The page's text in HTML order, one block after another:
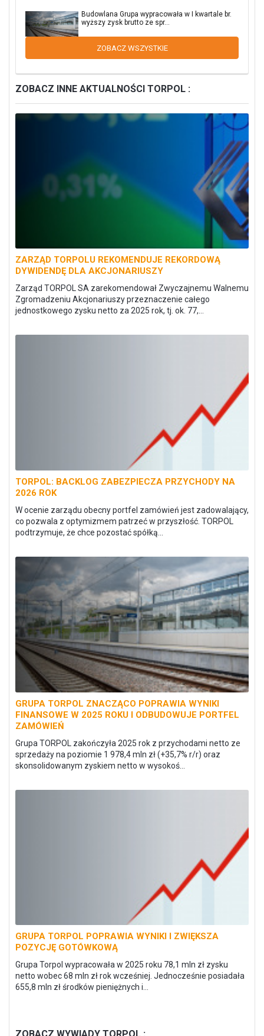
Budowlana Grupa wypracowała w I kwartale br.
wyższy zysk brutto ze spr...
ZOBACZ WSZYSTKIE
ZOBACZ INNE AKTUALNOŚCI TORPOL :
ZARZĄD TORPOLU REKOMENDUJE REKORDOWĄ
DYWIDENDĘ DLA AKCJONARIUSZY
Zarząd TORPOL SA zarekomendował Zwyczajnemu Walnemu
Zgromadzeniu Akcjonariuszy przeznaczenie całego
jednostkowego zysku netto za 2025 rok, tj. ok. 77,...
TORPOL: BACKLOG ZABEZPIECZA PRZYCHODY NA
2026 ROK
W ocenie zarządu obecny portfel zamówień jest zadowalający,
co pozwala z optymizmem patrzeć w przyszłość. TORPOL
podtrzymuje, że chce pozostać spółką...
GRUPA TORPOL ZNACZĄCO POPRAWIA WYNIKI
FINANSOWE W 2025 ROKU I ODBUDOWUJE PORTFEL
ZAMÓWIEŃ
Grupa TORPOL zakończyła 2025 rok z przychodami netto ze
sprzedaży na poziomie 1 978,4 mln zł (+35,7% r/r) oraz
skonsolidowanym zyskiem netto w wysokoś...
GRUPA TORPOL POPRAWIA WYNIKI I ZWIĘKSZA
POZYCJĘ GOTÓWKOWĄ
Grupa Torpol wypracowała w 2025 roku 78,1 mln zł zysku
netto wobec 68 mln zł rok wcześniej. Jednocześnie posiadała
655,8 mln zł środków pieniężnych i...